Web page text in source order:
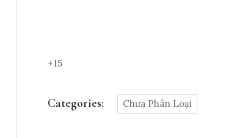
+15
Categories: Chưa Phân Loại